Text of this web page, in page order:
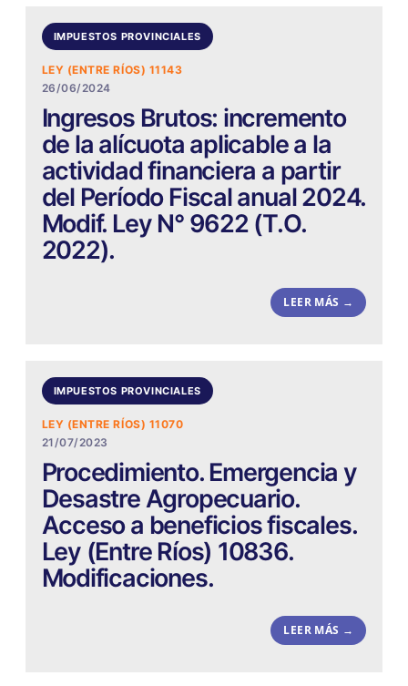
IMPUESTOS PROVINCIALES
LEY (ENTRE RÍOS) 11143
26/06/2024
Ingresos Brutos: incremento
de la alícuota aplicable a la
actividad financiera a partir
del Período Fiscal anual 2024.
Modif. Ley N° 9622 (T.O.
2022).
LEER MÁS →
IMPUESTOS PROVINCIALES
LEY (ENTRE RÍOS) 11070
21/07/2023
Procedimiento. Emergencia y
Desastre Agropecuario.
Acceso a beneficios fiscales.
Ley (Entre Ríos) 10836.
Modificaciones.
LEER MÁS →